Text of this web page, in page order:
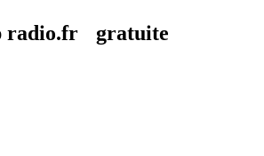
radio.fr gratuite